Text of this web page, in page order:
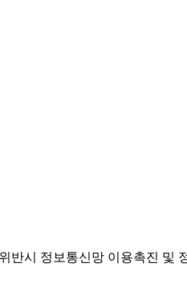
반시 정보통신망 이용촉진 및